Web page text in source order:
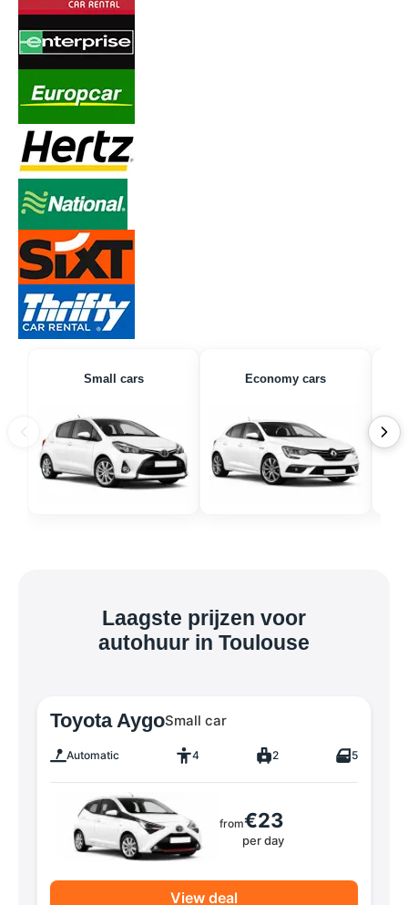
Small cars Economy cars
Laagste prijzen voor
autohuur in Toulouse
Toyota AygoSmall car
Automatic 4 2 5
from€23
per day
View deal